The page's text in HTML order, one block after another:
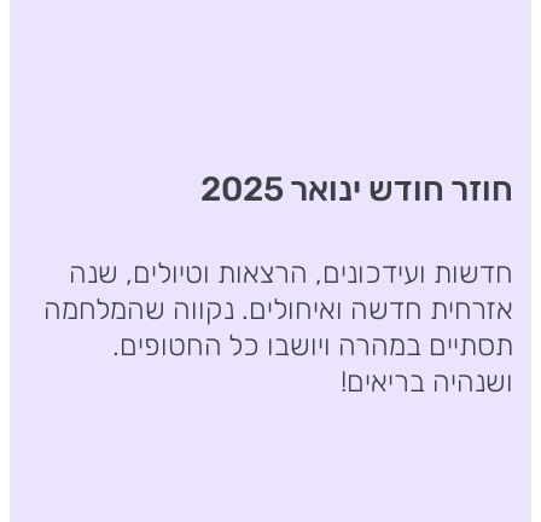
חוזר חודש ינואר 2025
חדשות ועידכונים, הרצאות וטיולים, שנה
אזרחית חדשה ואיחולים. נקווה שהמלחמה
תסתיים במהרה ויושבו כל החטופים.
ושנהיה בריאים!